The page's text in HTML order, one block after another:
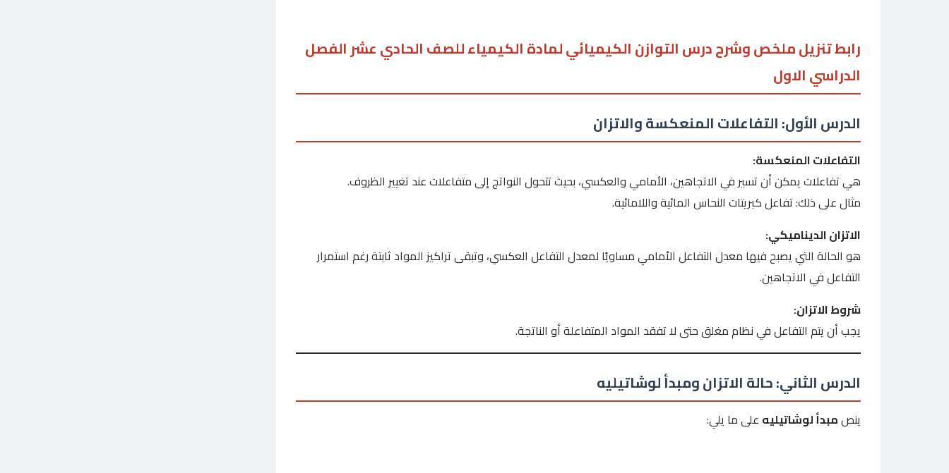
رابط تنزيل ملخص وشرح درس التوازن الكيميائي لمادة الكيمياء للصف الحادي عشر الفصل
الدراسي الاول
الدرس الأول: التفاعلات المنعكسة والاتزان
التفاعلات المنعكسة:
هي تفاعلات يمكن أن تسير في الاتجاهين، الأمامي والعكسي، بحيث تتحول النواتج إلى متفاعلات عند تغيير الظروف.
مثال على ذلك: تفاعل كبريتات النحاس المائية واللامائية.
الاتزان الديناميكي:
هو الحالة التي يصبح فيها معدل التفاعل الأمامي مساويًا لمعدل التفاعل العكسي، وتبقى تراكيز المواد ثابتة رغم استمرار
التفاعل في الاتجاهين.
شروط الاتزان:
يجب أن يتم التفاعل في نظام مغلق حتى لا تفقد المواد المتفاعلة أو الناتجة.
الدرس الثاني: حالة الاتزان ومبدأ لوشاتيليه
ينصمبدأ لوشاتيليه على ما يلي: